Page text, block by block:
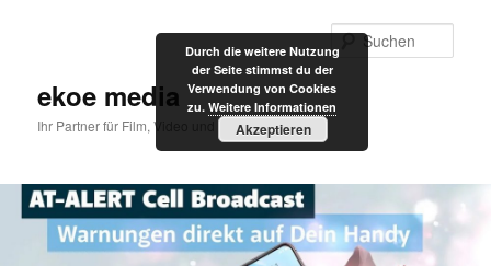
ekoe media
Ihr Partner für Film, Video und Internet
Durch die weitere Nutzung
der Seite stimmst du der
Verwendung von Cookies
zu. Weitere Informationen
Akzeptieren